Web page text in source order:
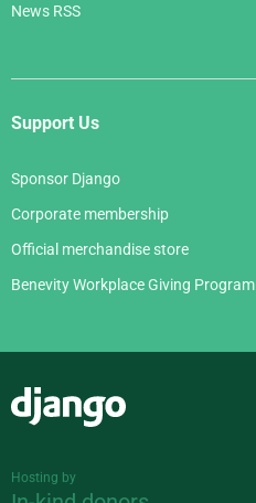
News RSS
Support Us
Sponsor Django
Corporate membership
Official merchandise store
Benevity Workplace Giving Program
Hosting by